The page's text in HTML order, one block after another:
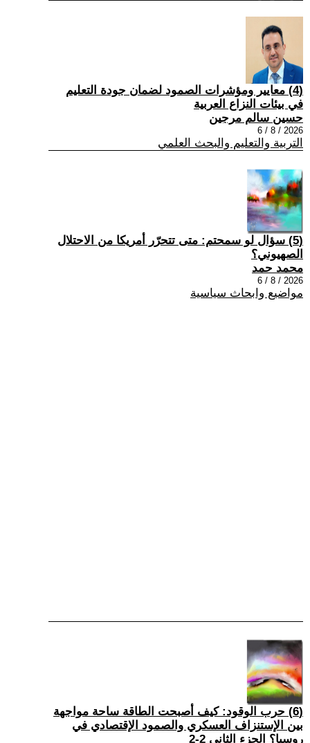
(4) معايير ومؤشرات الصمود لضمان جودة التعليم
في بيئات النزاع العربية
حسين سالم مرجين
2026 / 8 / 6
التربية والتعليم والبحث العلمي
(5) سؤال لو سمحتم: متى تتحرّر أمريكا من الاحتلال
الصهيوني؟
محمد حمد
2026 / 8 / 6
مواضيع وابحاث سياسية
(6) حرب الوقود: كيف أصبحت الطاقة ساحة مواجهة
بين الإستنزاف العسكري والصمود الإقتصادي في
روسيا؟ الجزء الثاني 2-2